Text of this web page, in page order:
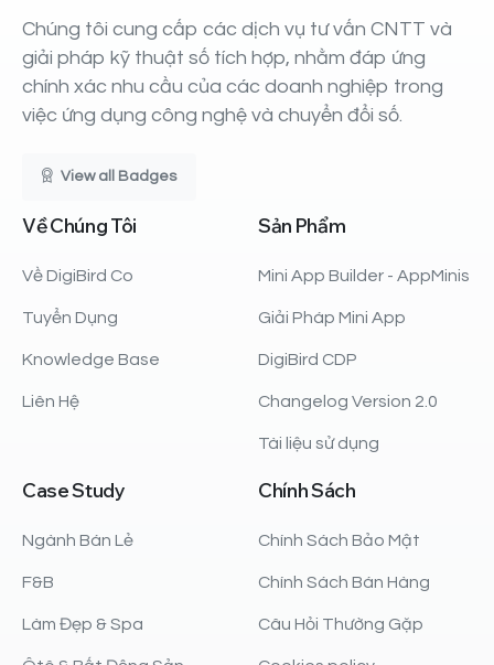
Chúng tôi cung cấp các dịch vụ tư vấn CNTT và
giải pháp kỹ thuật số tích hợp, nhằm đáp ứng
chính xác nhu cầu của các doanh nghiệp trong
việc ứng dụng công nghệ và chuyển đổi số.
View all Badges
VềChúngTôi
Về DigiBird Co
Tuyển Dụng
Knowledge Base
Liên Hệ
Sản Phẩm
Mini App Builder - AppMinis
Giải Pháp Mini App
DigiBird CDP
Changelog Version 2.0
Tài liệu sử dụng
CaseStudy
Ngành Bán Lẻ
F&B
Làm Đẹp & Spa
ChínhSách
Chính Sách Bảo Mật
Chính Sách Bán Hàng
Câu Hỏi Thường Gặp